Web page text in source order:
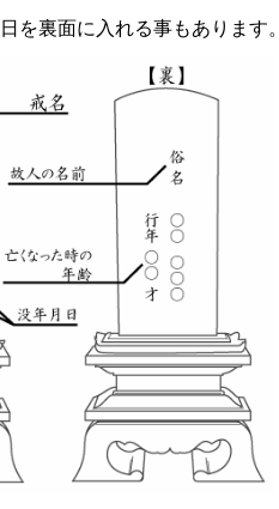
を裏面に入れる事もあります。